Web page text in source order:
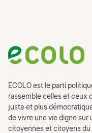
ECOLO est le parti
rassemble celles et ceux
juste et plus
de vivre une vie digne sur
citoyennes et citoyens du